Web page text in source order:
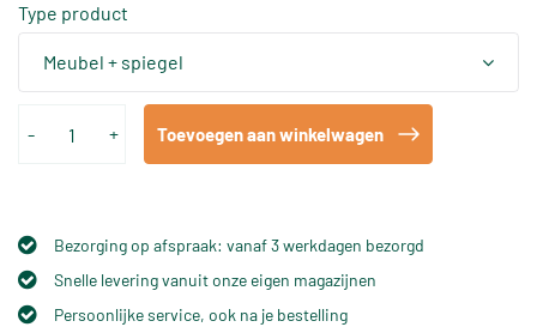
Type product
Meubel + spiegel
- + Toevoegen aan winkelwagen
Bezorging op afspraak: vanaf 3 werkdagen bezorgd
Snelle levering vanuit onze eigen magazijnen
Persoonlijke service, ook na je bestelling